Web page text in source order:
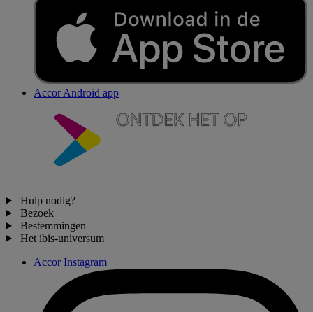
Accor Android app
Hulp nodig?
Bezoek
Bestemmingen
Het ibis-universum
Accor Instagram